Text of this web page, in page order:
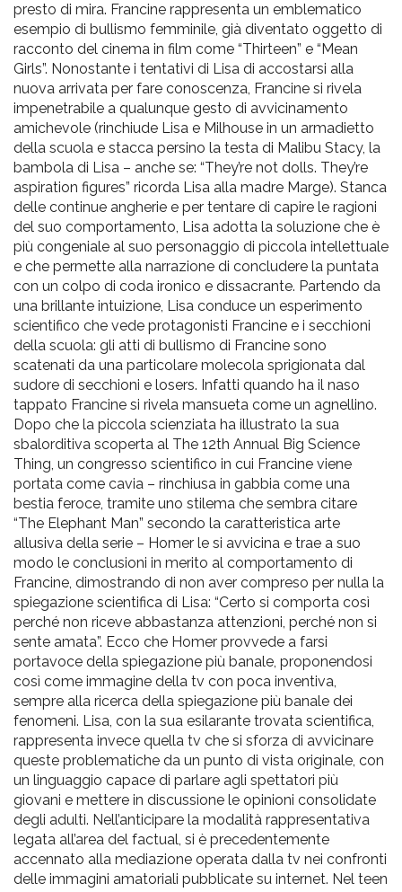
presto di mira. Francine rappresenta un emblematico
esempio di bullismo femminile, già diventato oggetto di
racconto del cinema in film come “Thirteen” e “Mean
Girls”. Nonostante i tentativi di Lisa di accostarsi alla
nuova arrivata per fare conoscenza, Francine si rivela
impenetrabile a qualunque gesto di avvicinamento
amichevole (rinchiude Lisa e Milhouse in un armadietto
della scuola e stacca persino la testa di Malibu Stacy, la
bambola di Lisa – anche se: “They’re not dolls. They’re
aspiration figures” ricorda Lisa alla madre Marge). Stanca
delle continue angherie e per tentare di capire le ragioni
del suo comportamento, Lisa adotta la soluzione che è
più congeniale al suo personaggio di piccola intellettuale
e che permette alla narrazione di concludere la puntata
con un colpo di coda ironico e dissacrante. Partendo da
una brillante intuizione, Lisa conduce un esperimento
scientifico che vede protagonisti Francine e i secchioni
della scuola: gli atti di bullismo di Francine sono
scatenati da una particolare molecola sprigionata dal
sudore di secchioni e losers. Infatti quando ha il naso
tappato Francine si rivela mansueta come un agnellino.
Dopo che la piccola scienziata ha illustrato la sua
sbalorditiva scoperta al The 12th Annual Big Science
Thing, un congresso scientifico in cui Francine viene
portata come cavia – rinchiusa in gabbia come una
bestia feroce, tramite uno stilema che sembra citare
“The Elephant Man” secondo la caratteristica arte
allusiva della serie – Homer le si avvicina e trae a suo
modo le conclusioni in merito al comportamento di
Francine, dimostrando di non aver compreso per nulla la
spiegazione scientifica di Lisa: “Certo si comporta così
perché non riceve abbastanza attenzioni, perché non si
sente amata”. Ecco che Homer provvede a farsi
portavoce della spiegazione più banale, proponendosi
così come immagine della tv con poca inventiva,
sempre alla ricerca della spiegazione più banale dei
fenomeni. Lisa, con la sua esilarante trovata scientifica,
rappresenta invece quella tv che si sforza di avvicinare
queste problematiche da un punto di vista originale, con
un linguaggio capace di parlare agli spettatori più
giovani e mettere in discussione le opinioni consolidate
degli adulti. Nell’anticipare la modalità rappresentativa
legata all’area del factual, si è precedentemente
accennato alla mediazione operata dalla tv nei confronti
delle immagini amatoriali pubblicate su internet. Nel teen